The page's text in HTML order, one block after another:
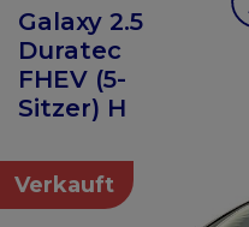
Galaxy 2.5
Duratec
FHEV (5-
Sitzer) H
Verkauft